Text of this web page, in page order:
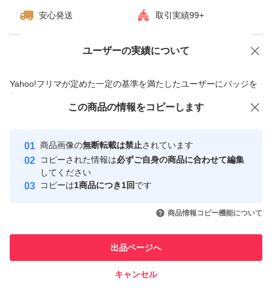
安心発送 取引実績99+
ユーザーの実績について
Yahoo!フリマが定めた一定の基準を満たしたユーザーにバッジを
付与しています
安心取引出品者
心・安全なユーザーです
取引実績
引を完了させた実績があります
での取引実績があります
価格の相談 商品への質問
この商品の情報をコピーします
商品画像の無断転載は禁止されています
コピーされた情報は必ずご自身の商品に合わせて編集
してください
コピーは1商品につき1回です
商品情報コピー機能について
出品ページへ
キャンセル
この商品をみている人にオススメ